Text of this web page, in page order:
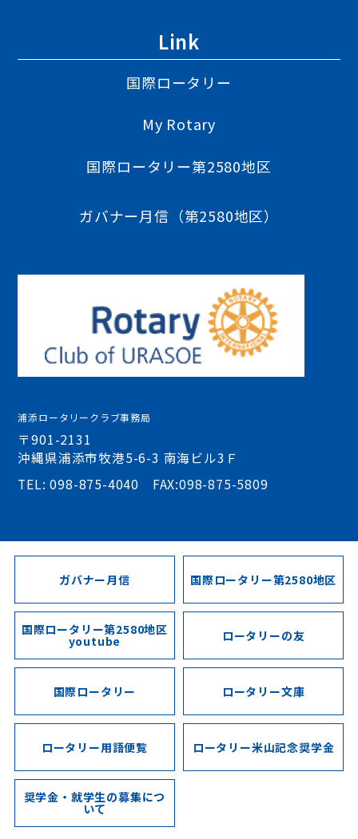
浦添ロータリークラブ事務局
〒901-2131
沖縄県浦添市牧港5-6-3 南海ビル3Ｆ
TEL: 098-875-4040 FAX:098-875-5809
Link
国際ロータリー
My Rotary
国際ロータリー第2580地区
ガバナー月信（第2580地区）
ガバナー月信 国際ロータリー第2580地区
国際ロータリー第2580地区
youtube ロータリーの友
国際ロータリー ロータリー文庫
ロータリー用語便覧 ロータリー米山記念奨学金
奨学金・就学生の募集につ
いて